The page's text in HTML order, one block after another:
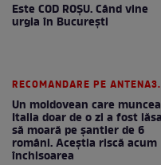
Este COD ROŞU. Când vine
urgia în Bucureşti
RECOMANDARE PE
Un moldovean care
Italia doar de o zi a fost
să moară pe şantier de 6
români. Aceștia riscă acum
închisoarea